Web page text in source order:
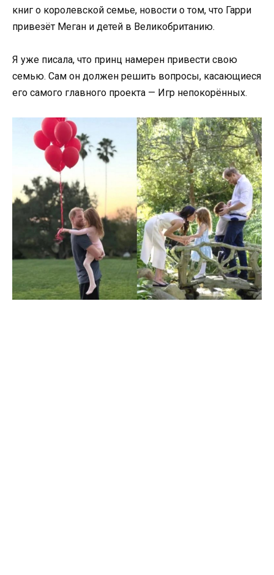
книг о королевской семье, новости о том, что Гарри
привезёт Меган и детей в Великобританию.
Я уже писала, что принц намерен привести свою
семью. Сам он должен решить вопросы, касающиеся
его самого главного проекта — Игр непокорённых.